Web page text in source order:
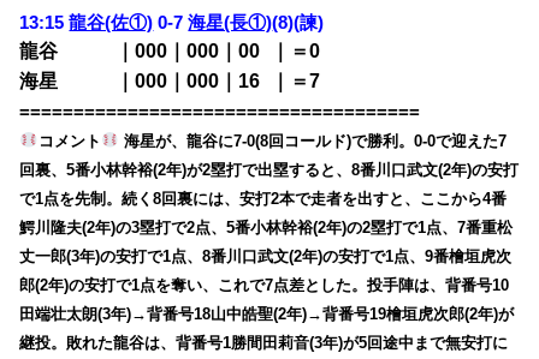
13:15龍谷(佐①) 0-7海星(長①)(8)(諫)
龍谷 ｜000｜000｜00
｜＝0
海星 ｜000｜000｜16
｜＝7
=====================================
コメント
海星が、龍谷に7-0(8回コールド)で勝利。0-0で迎えた7
回裏、5番小林幹裕(2年)が2塁打で出塁すると、8番川口武文(2年)の安打
で1点を先制。続く8回裏には、安打2本で走者を出すと、ここから4番
鰐川隆夫(2年)の3塁打で2点、5番小林幹裕(2年)の2塁打で1点、7番重松
丈一郎(3年)の安打で1点、8番川口武文(2年)の安打で1点、9番檜垣虎次
郎(2年)の安打で1点を奪い、これで7点差とした。投手陣は、背番号10
田端壮太朗(3年)→背番号18山中皓聖(2年)→背番号19檜垣虎次郎(2年)が
継投。敗れた龍谷は、背番号1勝間田莉音(3年)が5回途中まで無安打に